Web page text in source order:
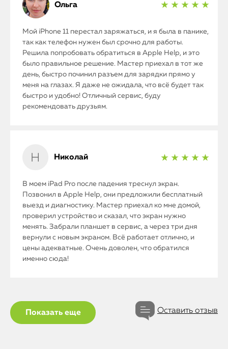
Ольга ★ ★ ★ ★ ★
Мой iPhone 11 перестал заряжаться, и я была в панике,
так как телефон нужен был срочно для работы.
Решила попробовать обратиться в Apple Help, и это
было правильное решение. Мастер приехал в тот же
день, быстро починил разъем для зарядки прямо у
меня на глазах. Я даже не ожидала, что всё будет так
быстро и удобно! Отличный сервис, буду
рекомендовать друзьям.
Николай ★ ★ ★ ★ ★
В моем iPad Pro после падения треснул экран.
Позвонил в Apple Help, они предложили бесплатный
выезд и диагностику. Мастер приехал ко мне домой,
проверил устройство и сказал, что экран нужно
менять. Забрали планшет в сервис, а через три дня
вернули с новым экраном. Всё работает отлично, и
цены адекватные. Очень доволен, что обратился
именно сюда!
Показать еще Оставить отзыв